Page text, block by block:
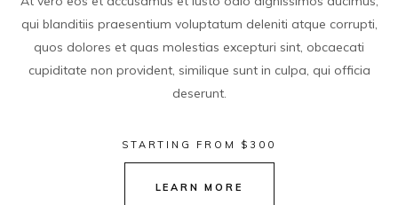
qui blanditiis praesentium voluptatum deleniti atque corrupti,
quos dolores et quas molestias excepturi sint, obcaecati
cupiditate non provident, similique sunt in culpa, qui officia
deserunt.
STARTING FROM $300
LEARN MORE